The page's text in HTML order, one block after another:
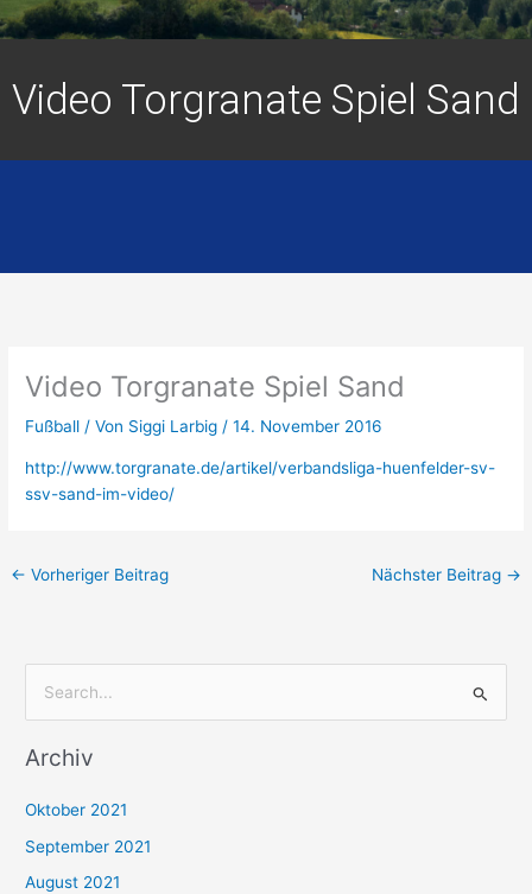
Video Torgranate Spiel Sand
Video Torgranate Spiel Sand
Fußball / Von Siggi Larbig/14. November 2016
http://www.torgranate.de/artikel/verbandsliga-huenfelder-sv-
ssv-sand-im-video/
← Vorheriger Beitrag Nächster Beitrag →
c
n
n
Archiv
Oktober 2021
September 2021
August 2021